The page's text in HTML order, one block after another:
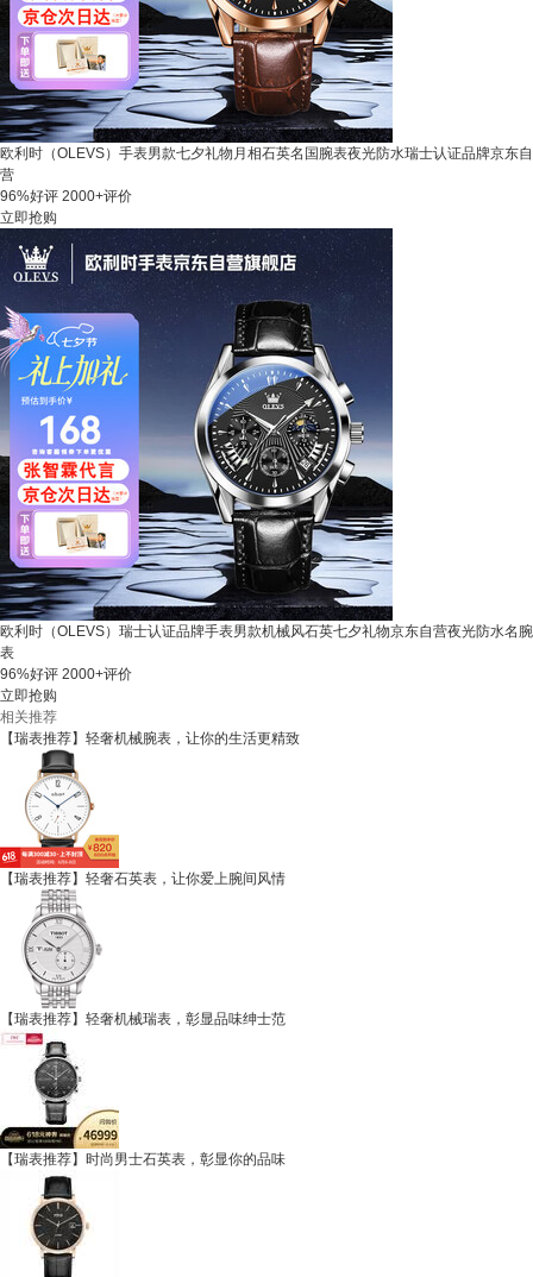
欧利时（OLEVS）手表男款七夕礼物月相石英名国腕表夜光防水瑞士认证品牌京东自
营
96%好评 2000+评价
立即抢购
欧利时（OLEVS）瑞士认证品牌手表男款机械风石英七夕礼物京东自营夜光防水名腕
表
96%好评 2000+评价
立即抢购
相关推荐
【瑞表推荐】轻奢机械腕表，让你的生活更精致
【瑞表推荐】轻奢石英表，让你爱上腕间风情
【瑞表推荐】轻奢机械瑞表，彰显品味绅士范
【瑞表推荐】时尚男士石英表，彰显你的品味